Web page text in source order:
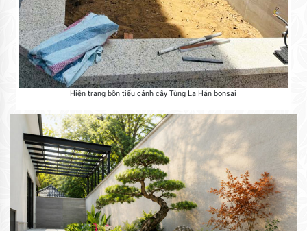
Hiện trạng bồn tiểu cảnh cây Tùng La Hán bonsai